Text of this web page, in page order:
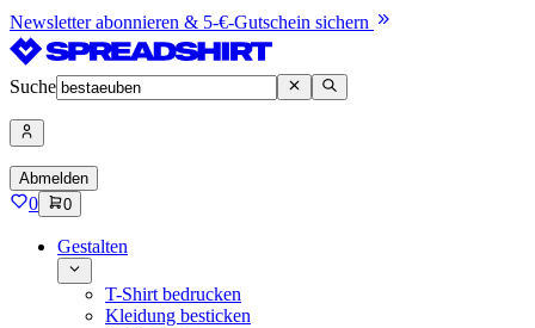
Newsletter abonnieren & 5-€-Gutschein sichern
Suche
Abmelden
0 0
Gestalten
T-Shirt bedrucken
Kleidung besticken